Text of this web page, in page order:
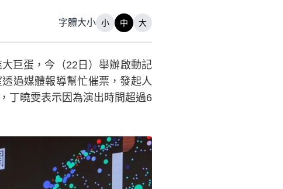
字體大小 小 中 大
巨蛋，今（22日）舉辦啟動記
過媒體報導幫忙催票，發起人
丁曉雯表示因為演出時間超過6